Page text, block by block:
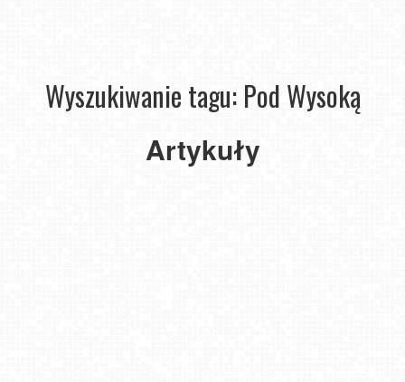
Wyszukiwanie tagu: Pod Wysoką
Artykuły
biegówki
w tym